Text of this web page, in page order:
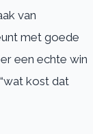
van
met goede
een echte win
kost dat